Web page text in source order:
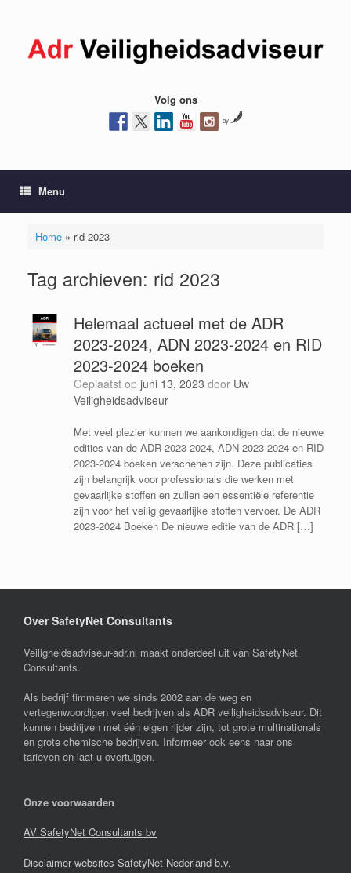
inhoud
Volg ons
by
Menu
Home» rid 2023
Tag archieven: rid 2023
Helemaal actueel met de ADR
2023-2024, ADN 2023-2024 en RID
2023-2024 boeken
Geplaatst op juni 13, 2023 door Uw
Veiligheidsadviseur
Met veel plezier kunnen we aankondigen dat de nieuwe
edities van de ADR 2023-2024, ADN 2023-2024 en RID
2023-2024 boeken verschenen zijn. Deze publicaties
zijn belangrijk voor professionals die werken met
gevaarlijke stoffen en zullen een essentiële referentie
zijn voor het veilig gevaarlijke stoffen vervoer. De ADR
2023-2024 Boeken De nieuwe editie van de ADR […]
Over SafetyNet Consultants
Veiligheidsadviseur-adr.nl maakt onderdeel uit van SafetyNet
Consultants.
Als bedrijf timmeren we sinds 2002 aan de weg en
vertegenwoordigen veel bedrijven als ADR veiligheidsadviseur. Dit
kunnen bedrijven met één eigen rijder zijn, tot grote multinationals
en grote chemische bedrijven. Informeer ook eens naar ons
tarieven en laat u overtuigen.
Onze voorwaarden
AV SafetyNet Consultants bv
Disclaimer websites SafetyNet Nederland b.v.